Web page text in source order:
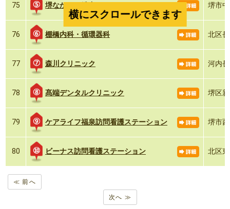
75 堺なかむら総合クリニック 堺市
76 棚橋内科・循環器科 北区
77 森川クリニック 河内
78 髙端デンタルクリニック 堺区
79 ケアライフ福泉訪問看護ステーション 堺市
80 ビーナス訪問看護ステーション 北区
横にスクロールできます
≪ 前へ
次へ ≫